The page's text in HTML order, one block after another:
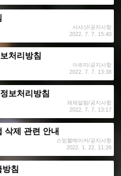
샤샤샷/공지사항
2022. 7. 7. 15:40
처리방침
아르미/공지사항
2022. 7. 7. 13:38
보처리방침
채채알람/공지사항
2022. 7. 7. 13:17
삭제 관련 안내
스밍짤메이커/공지사항
2022. 1. 22. 11:26
침